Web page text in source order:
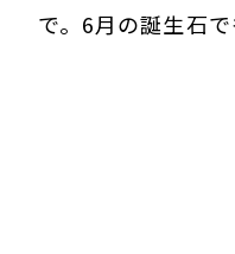
で。6月の誕生石